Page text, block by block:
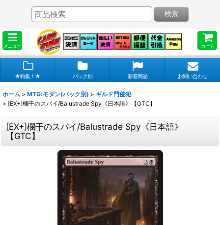
メニュー カート
検索
★特集！★ パック別 新着商品 お問い合わせ
ホーム > MTG:モダン(パック別) > ギルド門侵犯
> [EX+]欄干のスパイ/Balustrade Spy《日本語》【GTC】
[EX+]欄干のスパイ/Balustrade Spy《日本語》
【GTC】